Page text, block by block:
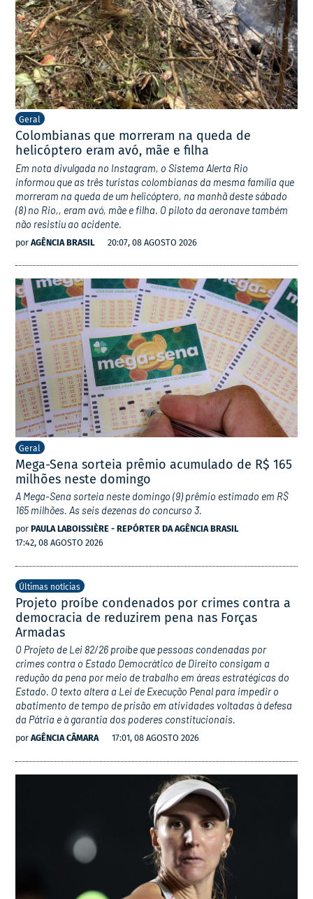
Geral
Colombianas que morreram na queda de
helicóptero eram avó, mãe e filha
Em nota divulgada no Instagram, o Sistema Alerta Rio
informou que as três turistas colombianas da mesma família que
morreram na queda de um helicóptero, na manhã deste sábado
(8) no Rio,, eram avó, mãe e filha. O piloto da aeronave também
não resistiu ao acidente.
por AGÊNCIA BRASIL 20:07, 08 AGOSTO 2026
Geral
Mega-Sena sorteia prêmio acumulado de R$ 165
milhões neste domingo
A Mega-Sena sorteia neste domingo (9) prêmio estimado em R$
165 milhões. As seis dezenas do concurso 3.
por PAULA LABOISSIÈRE - REPÓRTER DA AGÊNCIA BRASIL
17:42, 08 AGOSTO 2026
Últimas notícias
Projeto proíbe condenados por crimes contra a
democracia de reduzirem pena nas Forças
Armadas
O Projeto de Lei 82/26 proíbe que pessoas condenadas por
crimes contra o Estado Democrático de Direito consigam a
redução da pena por meio de trabalho em áreas estratégicas do
Estado. O texto altera a Lei de Execução Penal para impedir o
abatimento de tempo de prisão em atividades voltadas à defesa
da Pátria e à garantia dos poderes constitucionais.
por AGÊNCIA CÂMARA 17:01, 08 AGOSTO 2026